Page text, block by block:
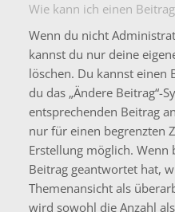
Wie kann ich einen
Wenn du nicht
kannst du nur deine
löschen. Du kannst einen
du das „Ändere Beitrag“-
entsprechenden Beitrag
nur für einen begrenzten
Erstellung möglich.
Beitrag geantwortet hat,
Themenansicht als
wird sowohl die Anzahl